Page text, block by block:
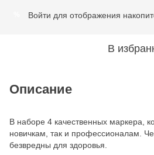
Войти для отображения
В
Описание
В наборе 4 качественных маркера,
новичкам, так и профессионалам.
безвредны для здоровья.